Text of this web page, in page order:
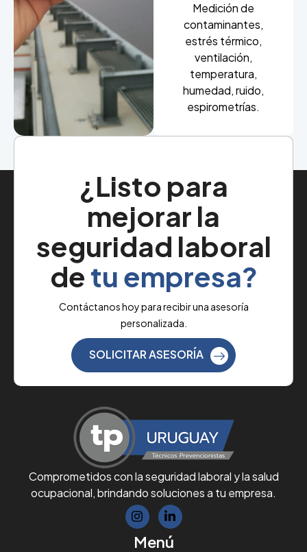
Medición de
contaminantes,
estrés térmico,
ventilación,
temperatura,
humedad, ruido,
espirometrías.
¿Listo para
mejorar la
seguridad laboral
detu empresa?
Contáctanos hoy para recibir una asesoría
personalizada.
SOLICITAR ASESORÍA
Comprometidos con la seguridad laboral y la salud
ocupacional, brindando soluciones a tu empresa.
Menú